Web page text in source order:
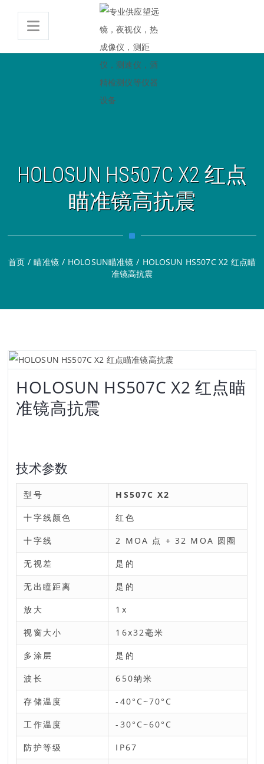
HOLOSUN HS507C X2 红点
瞄准镜高抗震
首页 / 瞄准镜 / HOLOSUN瞄准镜 / HOLOSUN HS507C X2 红点瞄
准镜高抗震
HOLOSUN HS507C X2 红点瞄
准镜高抗震
技术参数
型号 HS507C X2
十字线颜色 红色
十字线 2 MOA 点 + 32 MOA 圆圈
无视差 是的
无出瞳距离 是的
放大 1x
视窗大小 16x32毫米
多涂层 是的
波长 650纳米
存储温度 -40°C~70°C
工作温度 -30°C~60°C
防护等级 IP67